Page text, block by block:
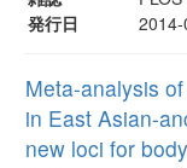
発行日
Meta-analysis
in East Asian-
new loci for